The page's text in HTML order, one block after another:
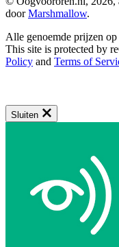
doorMarshmallow.
Alle genoemde prijzen
This site is protected by
Policy and Terms of
Sluiten